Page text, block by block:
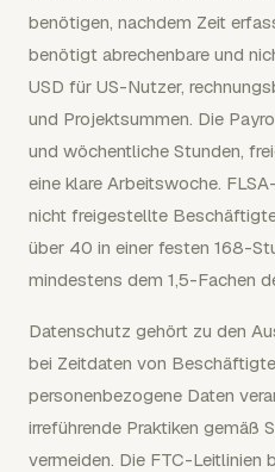
benötigen, nachdem Zeit
benötigt abrechenbare und
USD für US-Nutzer,
und Projektsummen. Die
und wöchentliche Stunden,
eine klare Arbeitswoche.
nicht freigestellte
über 40 in einer festen 168-
mindestens dem 1,5-Fachen
Datenschutz gehört zu den
bei Zeitdaten von
personenbezogene Daten
irreführende Praktiken gemäß
vermeiden. Die FTC-Leitlinien